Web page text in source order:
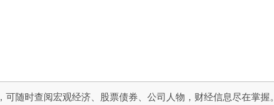
，可随时查阅宏观经济、股票债券、公司人物，财经信息尽在掌握。